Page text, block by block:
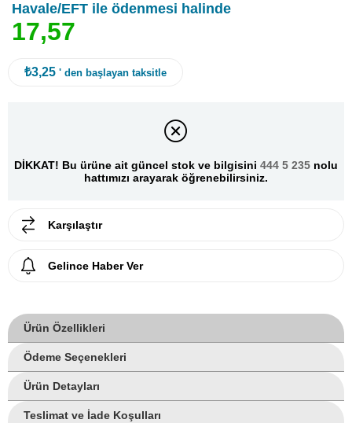
Havale/EFT ile ödenmesi halinde
17,57
₺3,25 ' den başlayan taksitle
DİKKAT! Bu ürüne ait güncel stok ve bilgisini 444 5 235 nolu
hattımızı arayarak öğrenebilirsiniz.
Karşılaştır
Gelince Haber Ver
Ürün Özellikleri
Ödeme Seçenekleri
Ürün Detayları
Teslimat ve İade Koşulları